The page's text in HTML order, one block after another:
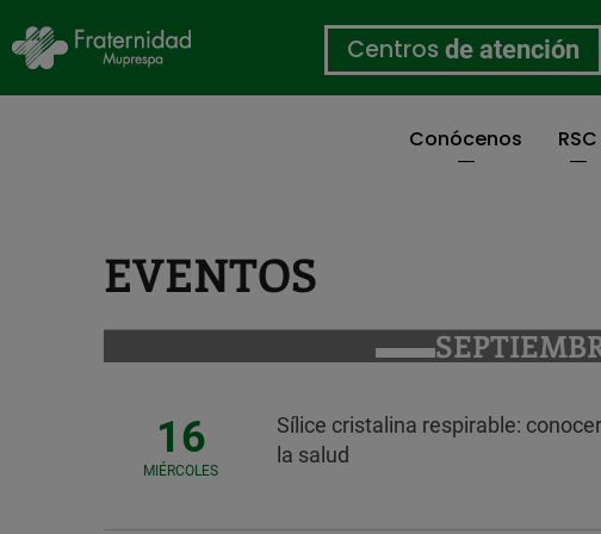
Centros de atención
Conócenos RSC
EVENTOS
16
MIÉRCOLES
Sílice cristalina respirable:
la salud